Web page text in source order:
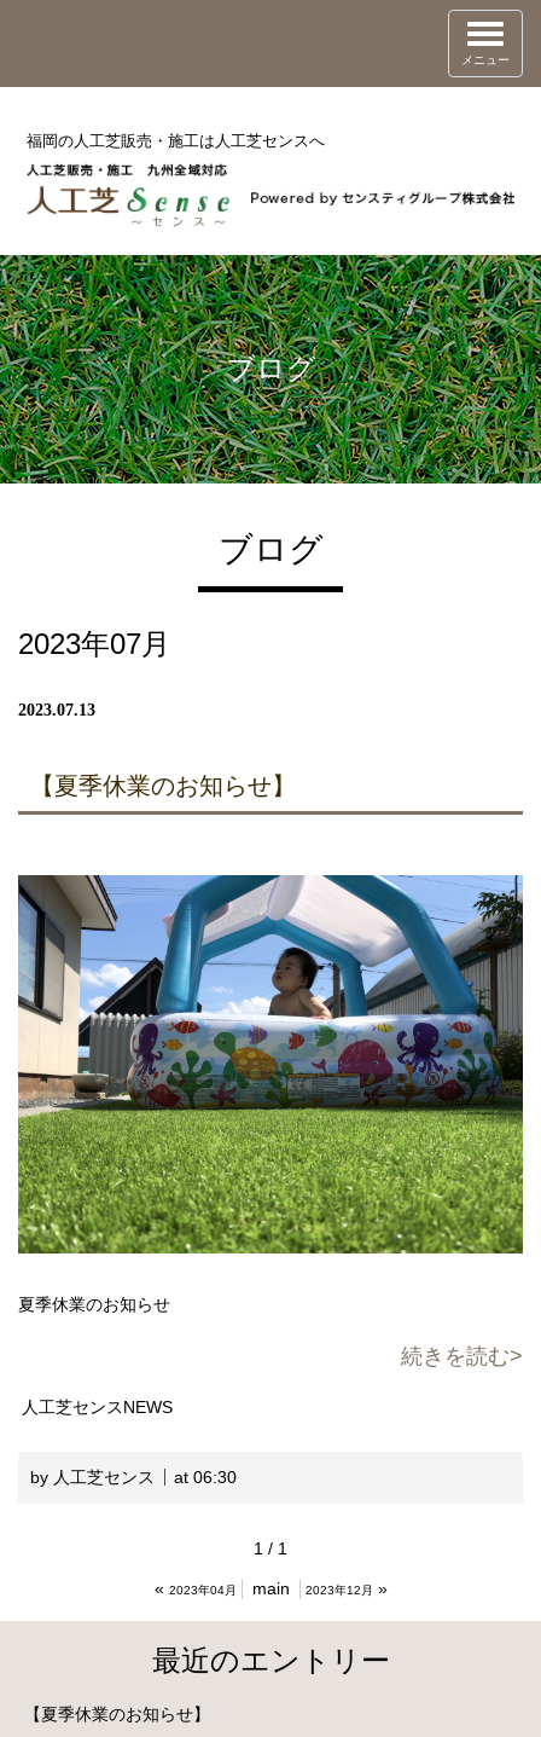
福岡の人工芝販売・施工は人工芝センスへ
メニュー
ブログ
ブログ
2023年07月
2023.07.13
【夏季休業のお知らせ】
夏季休業のお知らせ
続きを読む
人工芝センスNEWS
by 人工芝センス at 06:30
1 / 1
« 2023年04月 main 2023年12月 »
最近のエントリー
【夏季休業のお知らせ】